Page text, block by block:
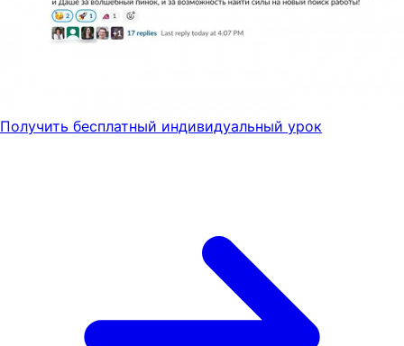
Получить бесплатный индивидуальный урок